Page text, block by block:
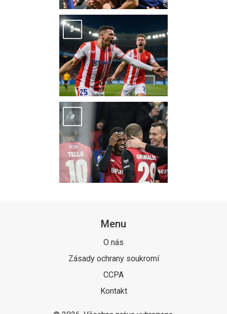
Menu
O nás
Zásady ochrany soukromí
CCPA
Kontakt